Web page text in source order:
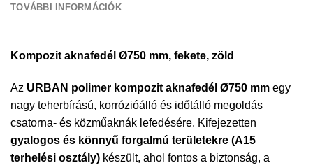
TOVÁBBI INFORMÁCIÓK
Kompozit aknafedél Ø750 mm, fekete, zöld
Az URBAN polimer kompozit aknafedél Ø750 mm egy
nagy teherbírású, korrózióálló és időtálló megoldás
csatorna- és közműaknák lefedésére. Kifejezetten
gyalogos és könnyű forgalmú területekre (A15
terhelési osztály) készült, ahol fontos a biztonság, a